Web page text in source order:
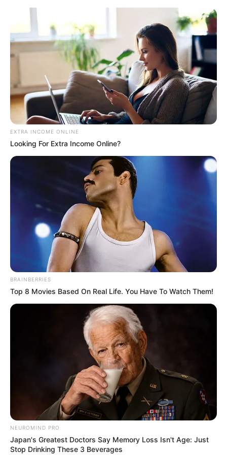
Tapeçaria bordada à mão em
talagarça, você se lembra?
Foto: http://www.eventoclick.pt/eventos-
portuguesa-r.html
EXTRA INCOME ONLINE
Looking For Extra Income Online?
BRAINBERRIES
Top 8 Movies Based On Real Life. You Have To Watch Them!
NEUROMIND PRO
Japan's Greatest Doctors Say Memory Loss Isn't Age: Just
Stop Drinking These 3 Beverages